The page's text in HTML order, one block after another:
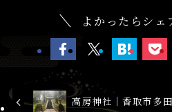
よかったらシェ
高房神社│香取市多田